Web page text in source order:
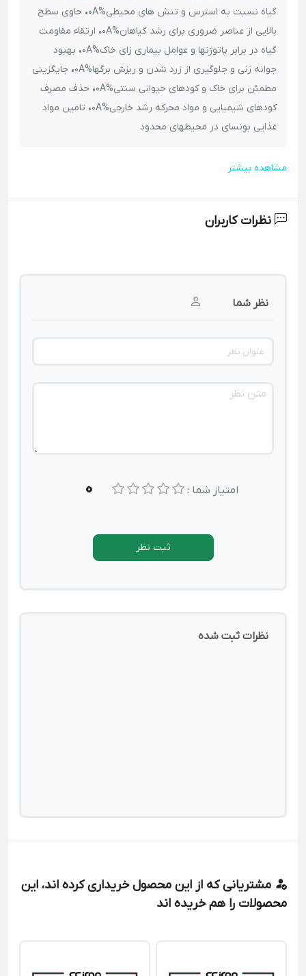
گیاه نسبت به استرس و تنش های محیطی%0A• حاوی سطح
بالایی از عناصر ضروری برای رشد گیاهان%0A• ارتقاء مقاومت
گیاه در برابر پاتوژنها و عوامل بیماری زای خاک%0A• بهبود
جوانه زنی و جلوگیری از زرد شدن و ریزش برگها%0A• جایگزینی
مطمئن برای خاک و کودهای حیوانی سنتی%0A• حذف مصرف
کودهای شیمیایی و مواد محرکه رشد خارجی%0A• تامین مواد
غذایی بونسای در محیطهای محدود
مشاهده بیشتر
نظرات کاربران
نظر شما
امتیاز شما : 0
ثبت نظر
نظرات ثبت شده
مشتریانی که از این محصول خریداری کرده اند، این
محصولات را هم خریده اند